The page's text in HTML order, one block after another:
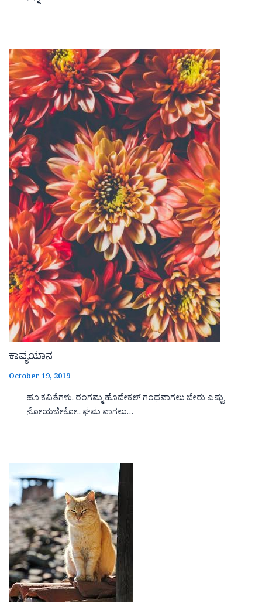
ಕಾವ್ಯಯಾನ
October 19, 2019
ಹೂ ಕವಿತೆಗಳು. ರಂಗಮ್ಮ ಹೊದೇಕಲ್ ಗಂಧವಾಗಲು ಬೇರು ಎಷ್ಟು
ನೋಯಬೇಕೋ.. ಘಮ ವಾಗಲು…